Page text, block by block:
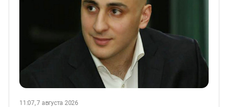
11:07, 7 августа 2026